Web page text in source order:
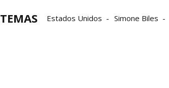
TEMAS Estados Unidos Simone Biles